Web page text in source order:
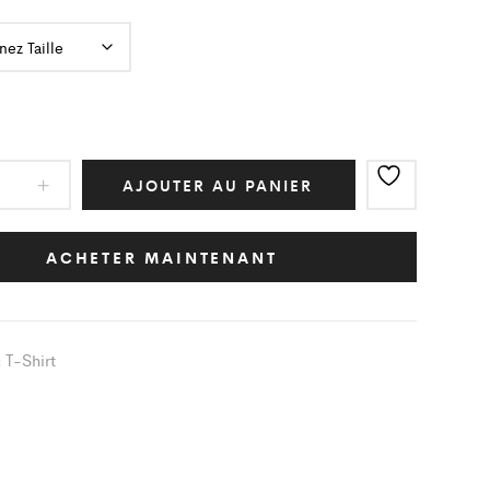
AJOUTER AU PANIER
ACHETER MAINTENANT
T-Shirt